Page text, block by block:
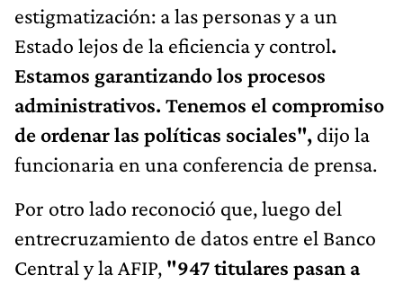
estigmatización: a las personas y a un
Estado lejos de la eficiencia y control.
Estamos garantizando los procesos
administrativos. Tenemos el compromiso
de ordenar las políticas sociales", dijo la
funcionaria en una conferencia de prensa.
Por otro lado reconoció que, luego del
entrecruzamiento de datos entre el Banco
Central y la AFIP, "947 titulares pasan a